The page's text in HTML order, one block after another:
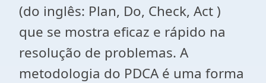
(do inglês: Plan, Do, Check, Act )
que se mostra eficaz e rápido na
resolução de problemas. A
metodologia do PDCA é uma forma